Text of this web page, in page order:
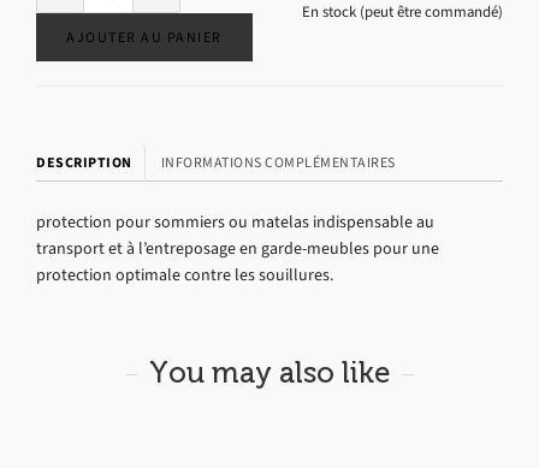
En stock (peut être commandé)
AJOUTER AU PANIER
DESCRIPTION INFORMATIONS COMPLÉMENTAIRES
protection pour sommiers ou matelas indispensable au
transport et à l’entreposage en garde-meubles pour une
protection optimale contre les souillures.
You may also like